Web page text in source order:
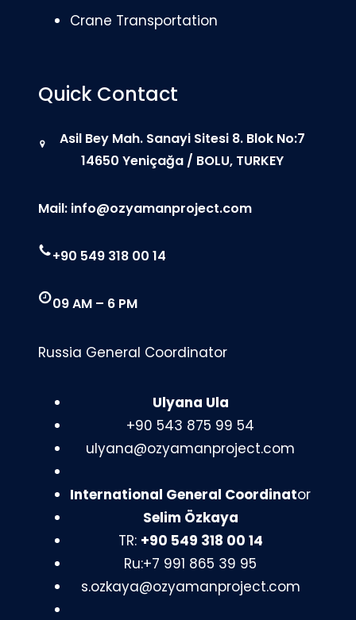
Crane Transportation
Quick Contact
Asil Bey Mah. Sanayi Sitesi 8. Blok No:7
14650 Yeniçağa / BOLU, TURKEY
Mail: info@ozyamanproject.com
+90 549 318 00 14
09 AM – 6 PM
Russia General Coordinator
Ulyana Ula
+90 543 875 99 54
ulyana@ozyamanproject.com
International General Coordinator
Selim Özkaya
TR: +90 549 318 00 14
Ru:+7 991 865 39 95
s.ozkaya@ozyamanproject.com